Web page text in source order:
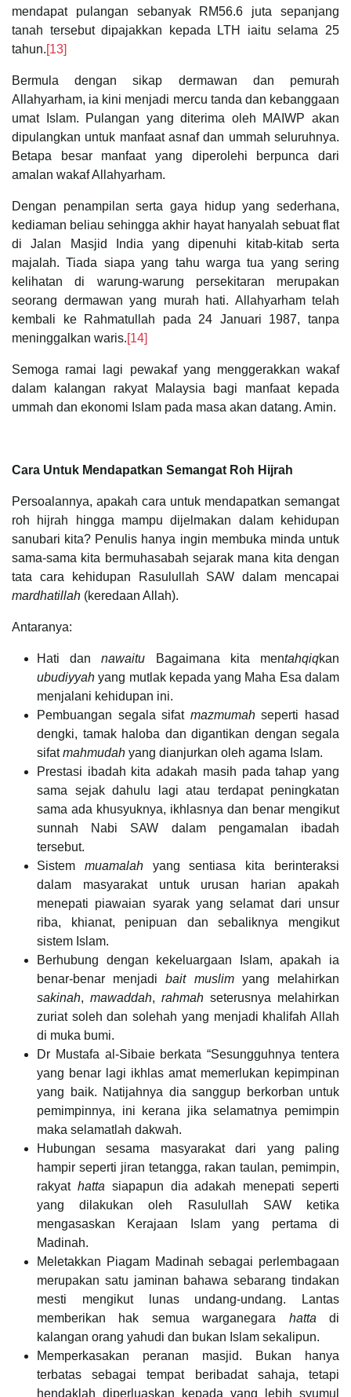
mendapat pulangan sebanyak RM56.6 juta sepanjang
tanah tersebut dipajakkan kepada LTH iaitu selama 25
tahun.[13]
Bermula dengan sikap dermawan dan pemurah
Allahyarham, ia kini menjadi mercu tanda dan kebanggaan
umat Islam. Pulangan yang diterima oleh MAIWP akan
dipulangkan untuk manfaat asnaf dan ummah seluruhnya.
Betapa besar manfaat yang diperolehi berpunca dari
amalan wakaf Allahyarham.
Dengan penampilan serta gaya hidup yang sederhana,
kediaman beliau sehingga akhir hayat hanyalah sebuat flat
di Jalan Masjid India yang dipenuhi kitab-kitab serta
majalah. Tiada siapa yang tahu warga tua yang sering
kelihatan di warung-warung persekitaran merupakan
seorang dermawan yang murah hati. Allahyarham telah
kembali ke Rahmatullah pada 24 Januari 1987, tanpa
meninggalkan waris.[14]
Semoga ramai lagi pewakaf yang menggerakkan wakaf
dalam kalangan rakyat Malaysia bagi manfaat kepada
ummah dan ekonomi Islam pada masa akan datang. Amin.
Cara Untuk Mendapatkan Semangat Roh Hijrah
Persoalannya, apakah cara untuk mendapatkan semangat
roh hijrah hingga mampu dijelmakan dalam kehidupan
sanubari kita? Penulis hanya ingin membuka minda untuk
sama-sama kita bermuhasabah sejarak mana kita dengan
tata cara kehidupan Rasulullah SAW dalam mencapai
mardhatillah (keredaan Allah).
Antaranya:
Hati dannawaitu Bagaimana kita mentahqiqkan
ubudiyyah yang mutlak kepada yang Maha Esa dalam
menjalani kehidupan ini.
Pembuangan segala sifat mazmumahseperti hasad
dengki, tamak haloba dan digantikan dengan segala
sifatmahmudah yang dianjurkan oleh agama Islam.
Prestasi ibadah kita adakah masih pada tahap yang
sama sejak dahulu lagi atau terdapat peningkatan
sama ada khusyuknya, ikhlasnya dan benar mengikut
sunnah Nabi SAW dalam pengamalan ibadah
tersebut.
Sistem muamalahyang sentiasa kita berinteraksi
dalam masyarakat untuk urusan harian apakah
menepati piawaian syarak yang selamat dari unsur
riba, khianat, penipuan dan sebaliknya mengikut
sistem Islam.
Berhubung dengan kekeluargaan Islam, apakah ia
benar-benar menjadibait muslimyang melahirkan
sakinah, mawaddah, rahmah seterusnya melahirkan
zuriat soleh dan solehah yang menjadi khalifah Allah
di muka bumi.
Dr Mustafa al-Sibaie berkata “Sesungguhnya tentera
yang benar lagi ikhlas amat memerlukan kepimpinan
yang baik. Natijahnya dia sanggup berkorban untuk
pemimpinnya, ini kerana jika selamatnya pemimpin
maka selamatlah dakwah.
Hubungan sesama masyarakat dari yang paling
hampir seperti jiran tetangga, rakan taulan, pemimpin,
rakyat hatta siapapun dia adakah menepati seperti
yang dilakukan oleh Rasulullah SAW ketika
mengasaskan Kerajaan Islam yang pertama di
Madinah.
Meletakkan Piagam Madinah sebagai perlembagaan
merupakan satu jaminan bahawa sebarang tindakan
mesti mengikut lunas undang-undang. Lantas
memberikan hak semua warganegara hatta di
kalangan orang yahudi dan bukan Islam sekalipun.
Memperkasakan peranan masjid. Bukan hanya
terbatas sebagai tempat beribadat sahaja, tetapi
hendaklah diperluaskan kepada yang lebih syumul